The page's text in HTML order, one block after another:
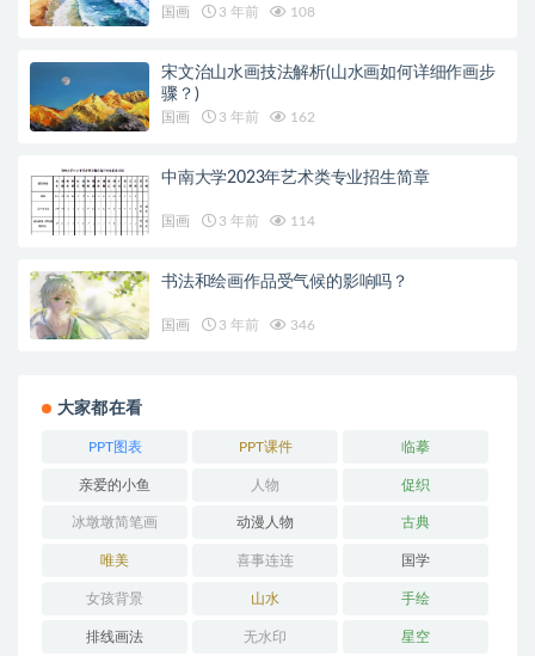
国画 3 年前 108
宋文治山水画技法解析(山水画如何详细作画步
骤？)
国画 3 年前 162
中南大学2023年艺术类专业招生简章
国画 3 年前 114
书法和绘画作品受气候的影响吗？
国画 3 年前 346
大家都在看
PPT图表 PPT课件 临摹
亲爱的小鱼 人物 促织
冰墩墩简笔画 动漫人物 古典
唯美 喜事连连 国学
女孩背景 山水 手绘
排线画法 无水印 星空